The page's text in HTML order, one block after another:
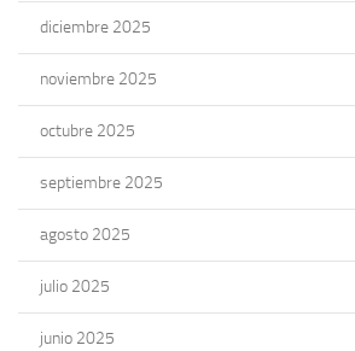
diciembre 2025
noviembre 2025
octubre 2025
septiembre 2025
agosto 2025
julio 2025
junio 2025